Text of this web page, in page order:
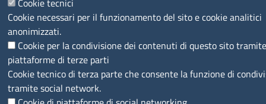
Cookie tecnici
Cookie necessari per il funzionamento del sito e cookie analitici
anonimizzati.
Cookie per la condivisione dei contenuti di questo sito
piattaforme di terze parti
Cookie tecnico di terza parte che consente la funzione di
tramite social network.